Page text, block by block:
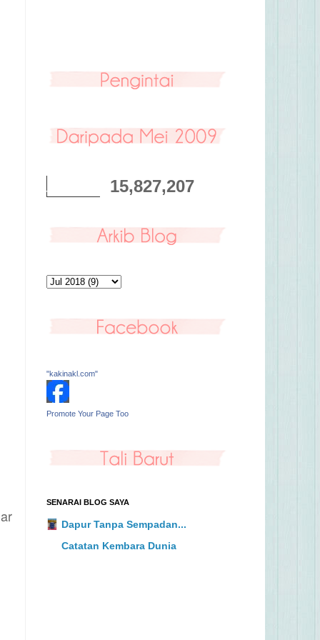
15,827,207
"kakinakl.com"
Promote Your Page Too
SENARAI BLOG SAYA
Dapur Tanpa Sempadan...
Catatan Kembara Dunia